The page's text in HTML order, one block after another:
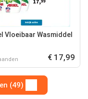
Vloeibaar Wasmiddel
€ 17,99
(49)